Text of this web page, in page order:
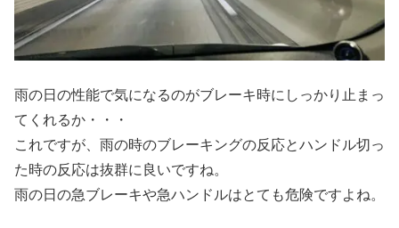
雨の日の性能で気になるのがブレーキ時にしっかり止まっ
てくれるか・・・
これですが、雨の時のブレーキングの反応とハンドル切っ
た時の反応は抜群に良いですね。
雨の日の急ブレーキや急ハンドルはとても危険ですよね。